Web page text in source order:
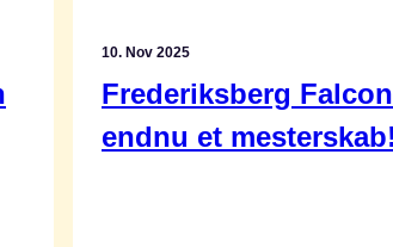
10. Nov 2025
Frederiksberg
endnu et mesterskab!